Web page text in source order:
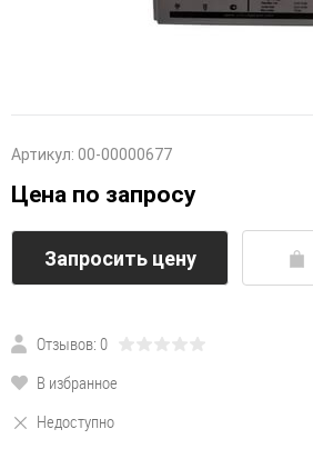
Артикул: 00-00000677
Цена по запросу
Запросить цену
Отзывов: 0
В избранное
Недоступно